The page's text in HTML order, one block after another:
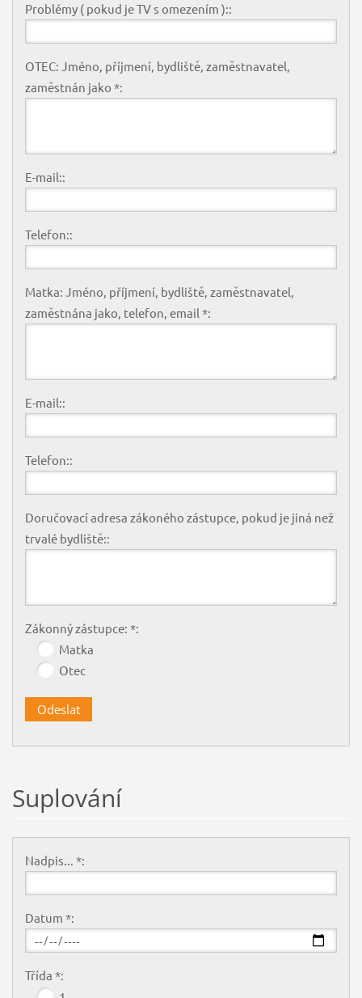
Problémy ( pokud je TV s omezením )::
OTEC: Jméno, příjmení, bydliště, zaměstnavatel,
zaměstnán jako *:
E-mail::
Telefon::
Matka: Jméno, příjmení, bydliště, zaměstnavatel,
zaměstnána jako, telefon, email *:
E-mail::
Telefon::
Doručovací adresa zákoného zástupce, pokud je jiná než
trvalé bydliště::
Zákonný zástupce: *:
Matka
Otec
Suplování
Nadpis... *:
Datum *:
Třída *: